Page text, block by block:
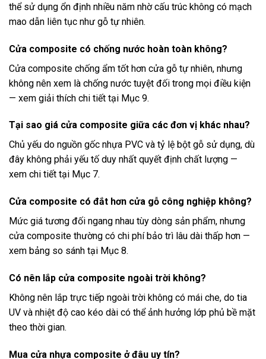
thể sử dụng ổn định nhiều năm nhờ cấu trúc không có mạch
mao dẫn liên tục như gỗ tự nhiên.
Cửa composite có chống nước hoàn toàn không?
Cửa composite chống ẩm tốt hơn cửa gỗ tự nhiên, nhưng
không nên xem là chống nước tuyệt đối trong mọi điều kiện
— xem giải thích chi tiết tại Mục 9.
Tại sao giá cửa composite giữa các đơn vị khác nhau?
Chủ yếu do nguồn gốc nhựa PVC và tỷ lệ bột gỗ sử dụng, dù
đây không phải yếu tố duy nhất quyết định chất lượng —
xem chi tiết tại Mục 7.
Cửa composite có đắt hơn cửa gỗ công nghiệp không?
Mức giá tương đối ngang nhau tùy dòng sản phẩm, nhưng
cửa composite thường có chi phí bảo trì lâu dài thấp hơn —
xem bảng so sánh tại Mục 8.
Có nên lắp cửa composite ngoài trời không?
Không nên lắp trực tiếp ngoài trời không có mái che, do tia
UV và nhiệt độ cao kéo dài có thể ảnh hưởng lớp phủ bề mặt
theo thời gian.
Mua cửa nhựa composite ở đâu uy tín?